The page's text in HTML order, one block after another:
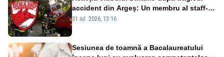
accident din Argeș: Un membru al staff-
ului medical a murit, antrenorul Adrian
31 iul. 2026, 13:16
Sesiunea de toamnă a Bacalaureatului